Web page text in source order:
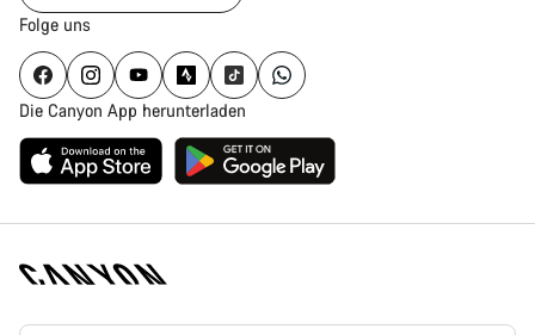
Folge uns
Die Canyon App herunterladen